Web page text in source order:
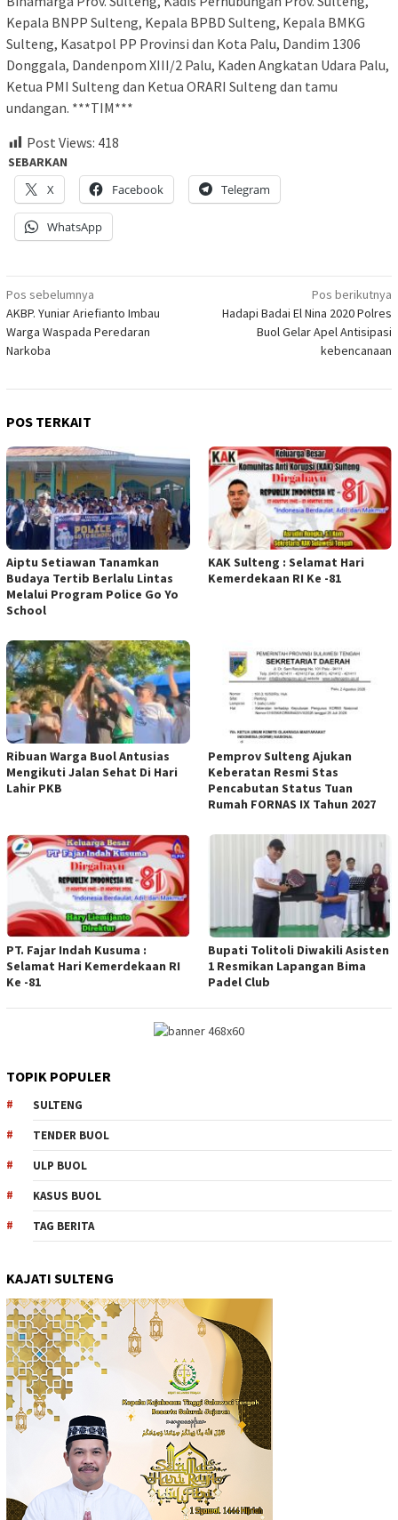
Kepala BNPP Sulteng, Kepala BPBD Sulteng, Kepala BMKG
Sulteng, Kasatpol PP Provinsi dan Kota Palu, Dandim 1306
Donggala, Dandenpom XIII/2 Palu, Kaden Angkatan Udara Palu,
Ketua PMI Sulteng dan Ketua ORARI Sulteng dan tamu
undangan. ***TIM***
Post Views: 418
SEBARKAN
X
Facebook Telegram
WhatsApp
Navigasi
pos
Pos sebelumnya
AKBP. Yuniar Ariefianto Imbau
Warga Waspada Peredaran
Narkoba
Pos berikutnya
Hadapi Badai El Nina 2020 Polres
Buol Gelar Apel Antisipasi
kebencanaan
POS TERKAIT
Aiptu Setiawan Tanamkan
Budaya Tertib Berlalu Lintas
Melalui Program Police Go Yo
School
KAK Sulteng : Selamat Hari
Kemerdekaan RI Ke -81
Ribuan Warga Buol Antusias
Mengikuti Jalan Sehat Di Hari
Lahir PKB
Pemprov Sulteng Ajukan
Keberatan Resmi Stas
Pencabutan Status Tuan
Rumah FORNAS IX Tahun 2027
PT. Fajar Indah Kusuma :
Selamat Hari Kemerdekaan RI
Ke -81
Bupati Tolitoli Diwakili Asisten
1 Resmikan Lapangan Bima
Padel Club
TOPIK POPULER
SULTENG
TENDER BUOL
ULP BUOL
KASUS BUOL
TAG BERITA
KAJATI SULTENG